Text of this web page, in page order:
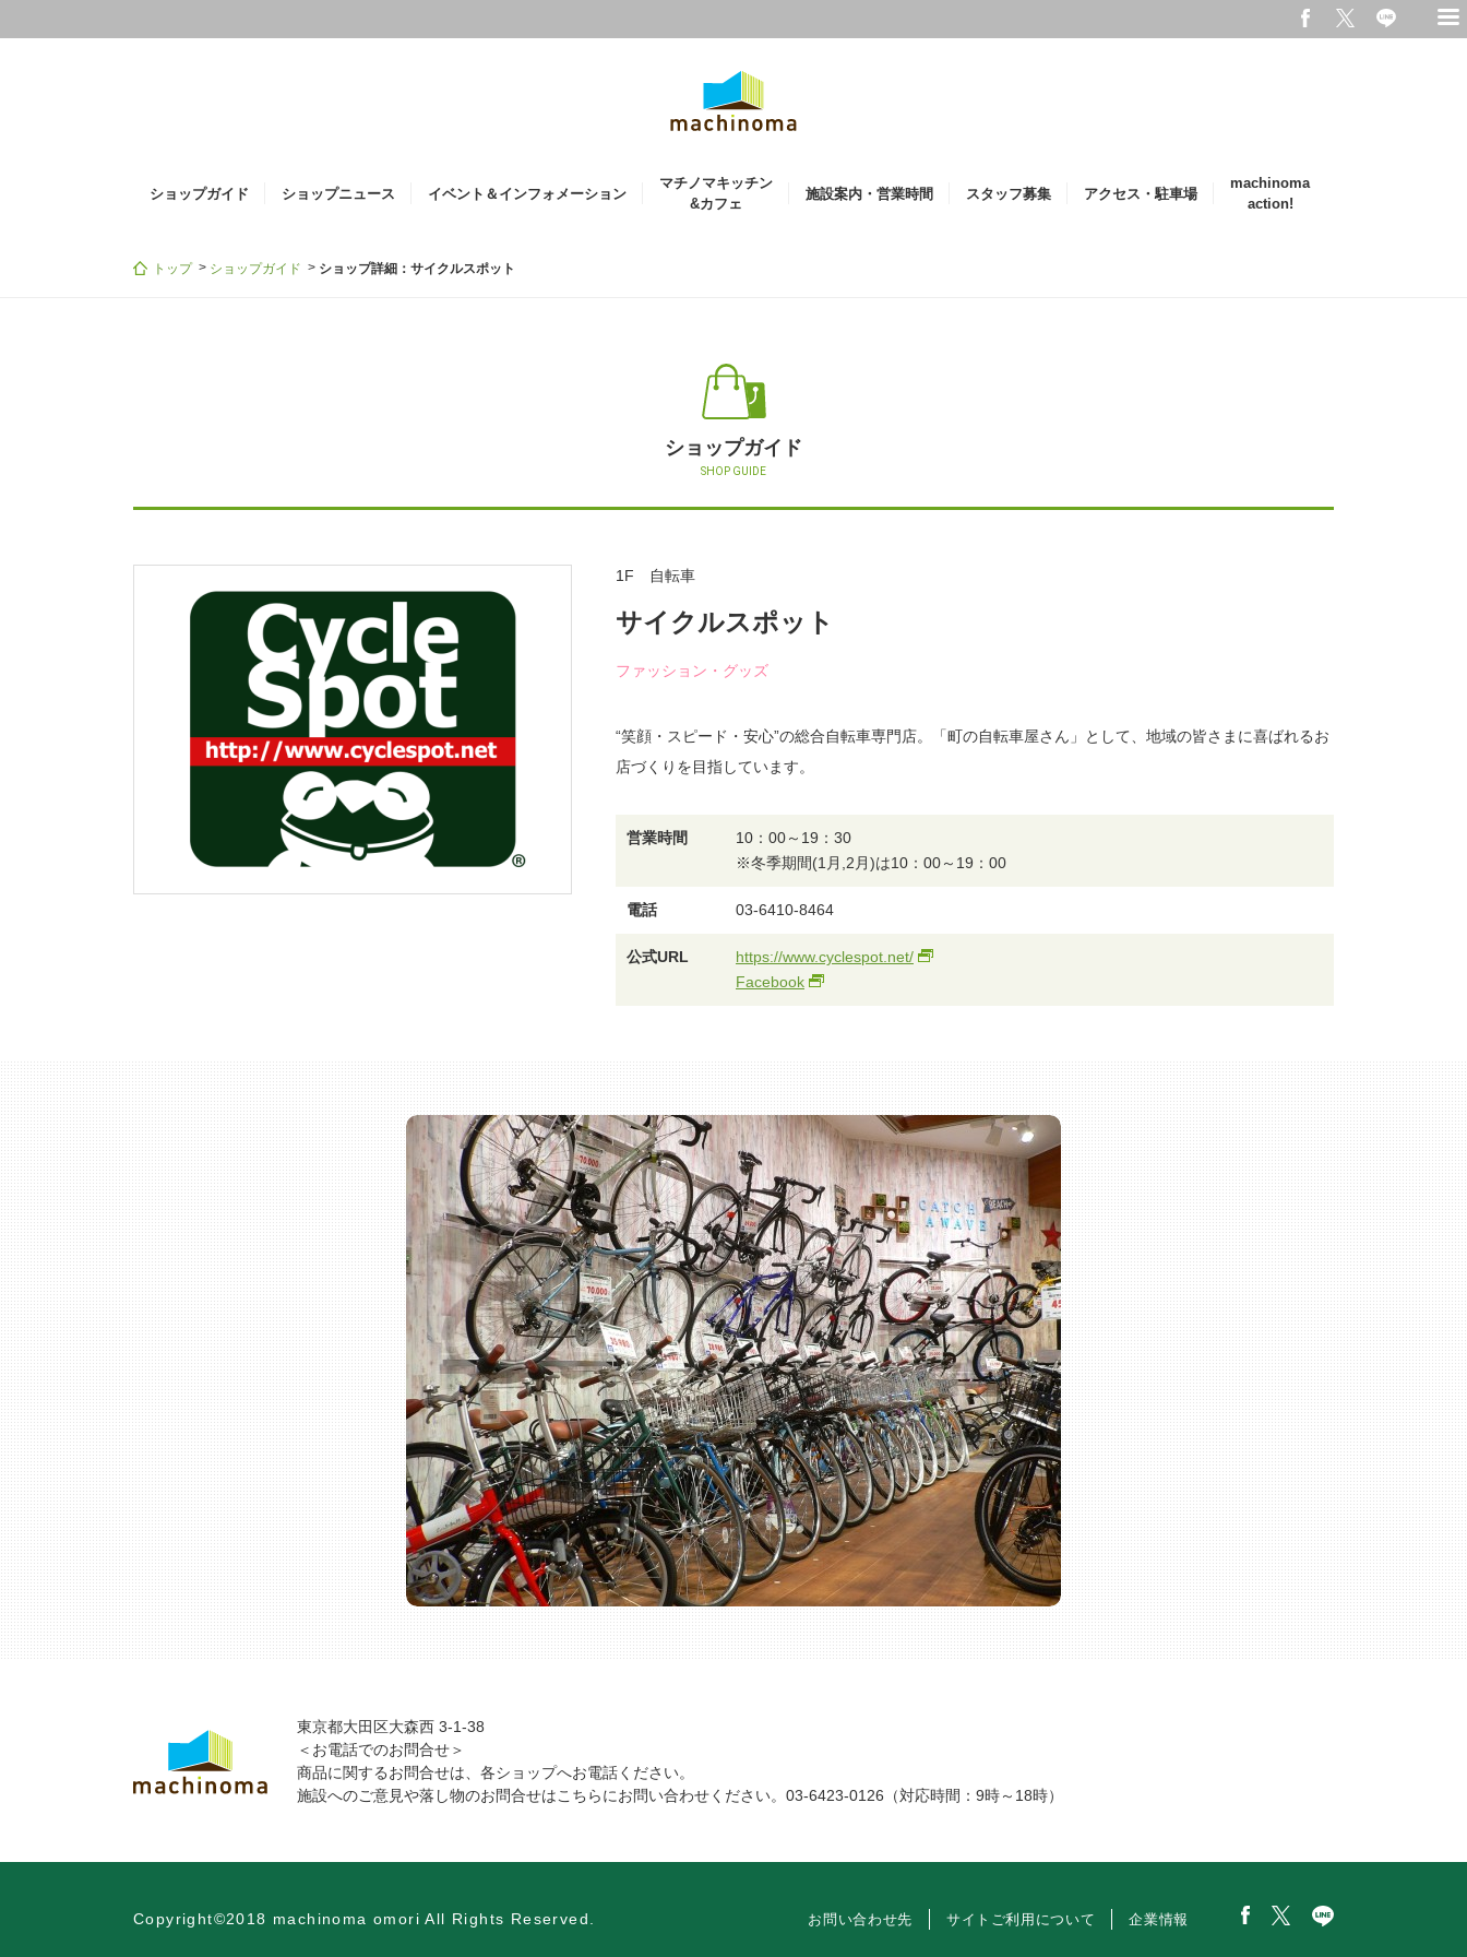
ショップガイド ショップニュース イベント＆インフォメーション
マチノマキッチン
&カフェ
施設案内・営業時間 スタッフ募集 アクセス・駐車場
machinoma
action!
トップ ショップガイド ショップ詳細：サイクルスポット
ショップガイド
SHOP GUIDE
1F 自転車
サイクルスポット
ファッション・グッズ
“笑顔・スピード・安心”の総合自転車専門店。「町の自転車屋さん」として、地域の皆さまに喜ばれるお
店づくりを目指しています。
営業時間
10：00～19：30
※冬季期間(1月,2月)は10：00～19：00
電話 03-6410-8464
公式URL
https://www.cyclespot.net/
Facebook
東京都大田区大森西 3-1-38
＜お電話でのお問合せ＞
商品に関するお問合せは、各ショップへお電話ください。
施設へのご意見や落し物のお問合せはこちらにお問い合わせください。03-6423-0126（対応時間：9時～18時）
Copyright©2018 machinoma omori All Rights Reserved. お問い合わせ先 サイトご利用について 企業情報